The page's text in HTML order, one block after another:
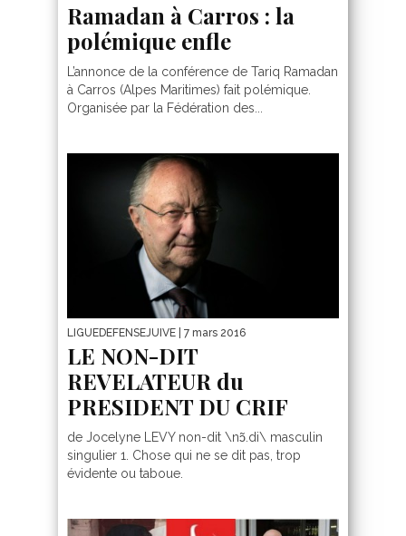
Ramadan à Carros : la
polémique enfle
L’annonce de la conférence de Tariq Ramadan
à Carros (Alpes Maritimes) fait polémique.
Organisée par la Fédération des...
LIGUEDEFENSEJUIVE | 7 mars 2016
LE NON-DIT
REVELATEUR du
PRESIDENT DU CRIF
de Jocelyne LEVY non-dit \nɔ̃.di\ masculin
singulier 1. Chose qui ne se dit pas, trop
évidente ou taboue.